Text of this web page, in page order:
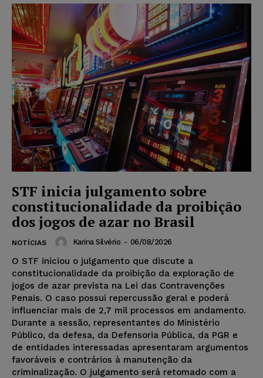
STF inicia julgamento sobre
constitucionalidade da proibição
dos jogos de azar no Brasil
NOTÍCIAS Karina Silvério - 06/08/2026
O STF iniciou o julgamento que discute a
constitucionalidade da proibição da exploração de
jogos de azar prevista na Lei das Contravenções
Penais. O caso possui repercussão geral e poderá
influenciar mais de 2,7 mil processos em andamento.
Durante a sessão, representantes do Ministério
Público, da defesa, da Defensoria Pública, da PGR e
de entidades interessadas apresentaram argumentos
favoráveis e contrários à manutenção da
criminalização. O julgamento será retomado com a